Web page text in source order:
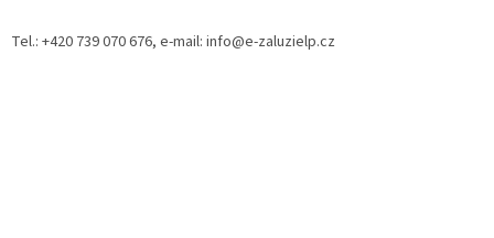
Tel.: +420 739 070 676, e-mail: info@e-zaluzielp.cz